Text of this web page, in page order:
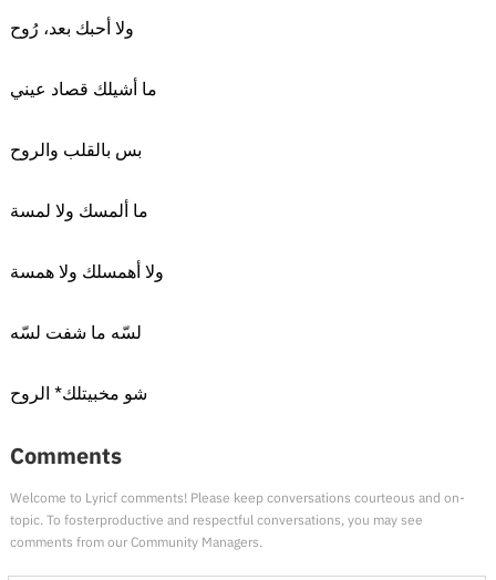
ولا أحبك بعد، رُوح
ما أشيلك قصاد عيني
بس بالقلب والروح
ما ألمسك ولا لمسة
ولا أهمسلك ولا همسة
لسّه ما شفت لسّه
شو مخبيتلك* الروح
Comments
Welcome to Lyricf comments! Please keep conversations courteous and on-
topic. To fosterproductive and respectful conversations, you may see
comments from our Community Managers.